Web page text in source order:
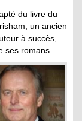
du livre du
un ancien
à succès,
ses romans